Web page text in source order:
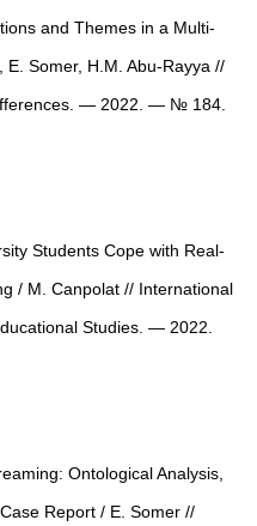
and Themes in a Multi-
Somer, H.M. Abu-Rayya //
— 2022. — № 184.
Students Cope with Real-
/ M. Canpolat // International
Studies. — 2022.
Ontological Analysis,
Report / E. Somer //